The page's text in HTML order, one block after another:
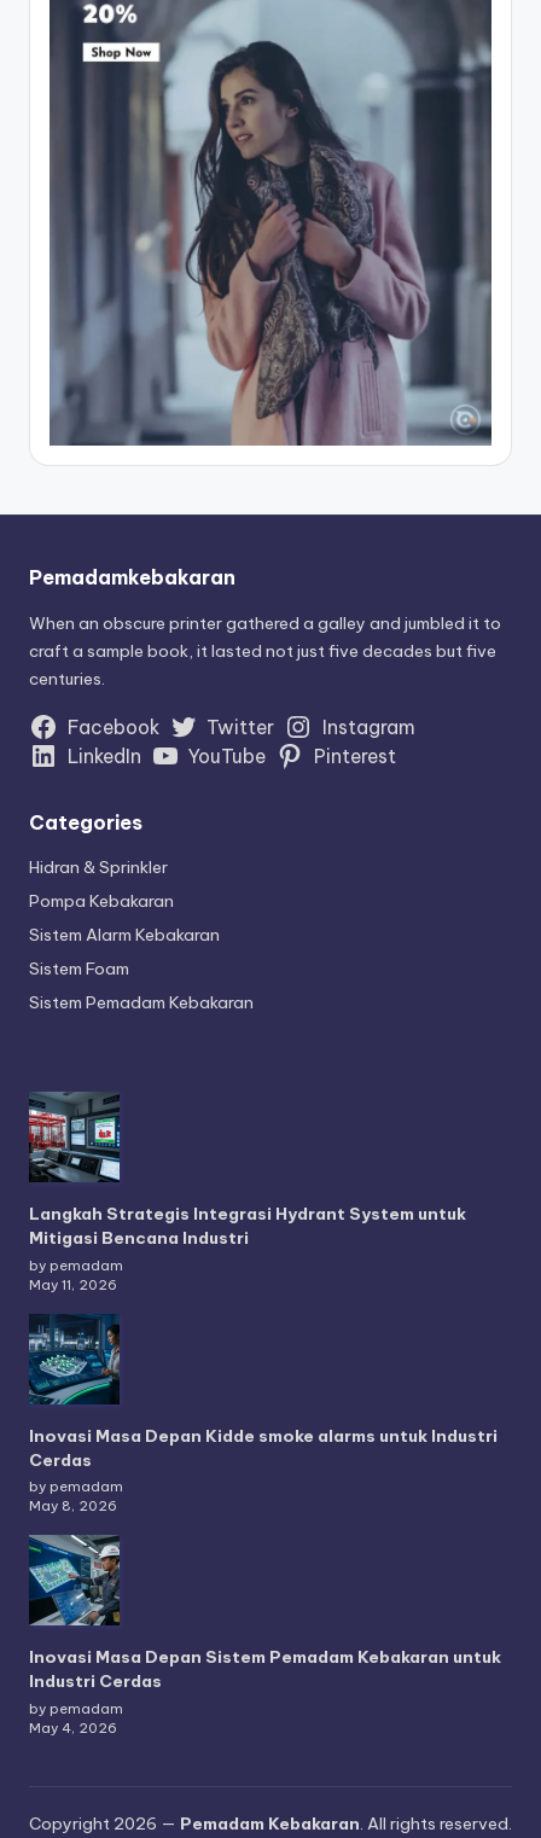
Pemadamkebakaran
When an obscure printer gathered a galley and jumbled it to
craft a sample book, it lasted not just five decades but five
centuries.
Facebook Twitter
Instagram
LinkedIn
YouTube Pinterest
Categories
Hidran & Sprinkler
Pompa Kebakaran
Sistem Alarm Kebakaran
Sistem Foam
Sistem Pemadam Kebakaran
Langkah Strategis Integrasi Hydrant System untuk
Mitigasi Bencana Industri
by pemadam
May 11, 2026
Inovasi Masa Depan Kidde smoke alarms untuk Industri
Cerdas
by pemadam
May 8, 2026
Inovasi Masa Depan Sistem Pemadam Kebakaran untuk
Industri Cerdas
by pemadam
May 4, 2026
Copyright 2026 — Pemadam Kebakaran. All rights reserved.